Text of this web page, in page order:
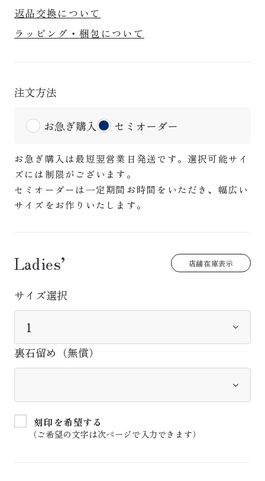
返品交換について
ラッピング・梱包について
注文方法
お急ぎ購入 セミオーダー
お急ぎ購入は最短翌営業日発送です。選択可能サイ
ズには制限がございます。
セミオーダーは一定期間お時間をいただき、幅広い
サイズをお作りいたします。
Ladies’ 店舗在庫表示
サイズ選択
裏石留め（無償）
刻印を希望する
（ご希望の文字は次ページで入力できます）